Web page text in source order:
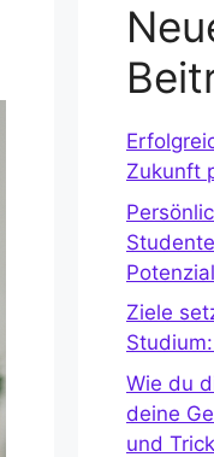
Zukunft
Potenzial
Ziele
Wie du
deine
und